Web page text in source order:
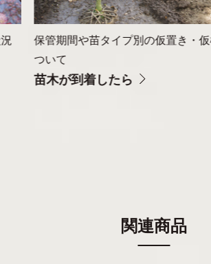
保管期間や苗タイプ別の仮置き・
ついて
苗木が到着したら
関連商品